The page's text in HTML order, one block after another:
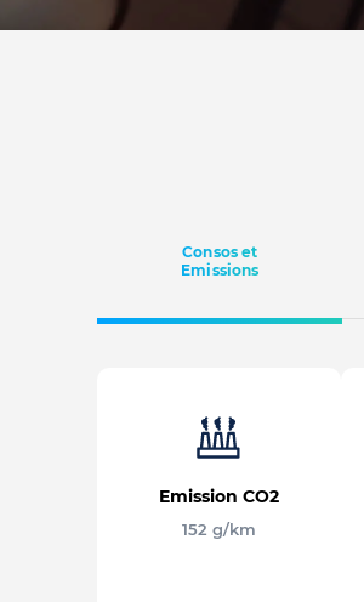
Consos et
Emissions
Emission CO2
152 g/km